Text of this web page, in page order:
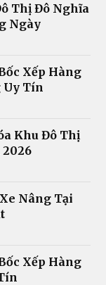
Thị Đô Nghĩa
Ngày
Xếp Hàng
Uy Tín
Khu Đô Thị
Nâng Tại
Xếp Hàng